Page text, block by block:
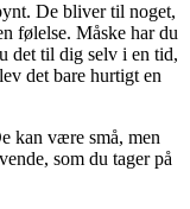
De bliver til noget,
følelse. Måske har du
det til dig selv i en tid,
det bare hurtigt en
kan være små, men
som du tager på